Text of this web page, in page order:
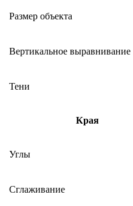
Размер объекта
Вертикальное выравнивание
Тени
Края
Углы
Сглаживание